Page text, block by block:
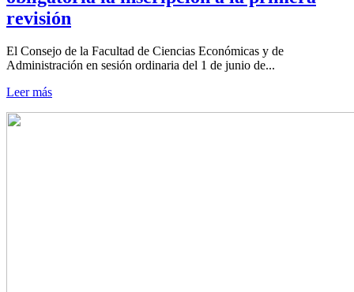
revisión
El Consejo de la Facultad de Ciencias Económicas y de
Administración en sesión ordinaria del 1 de junio de...
Leer más